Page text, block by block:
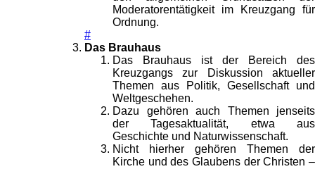
Moderatorentätigkeit im Kreuzgang für
Ordnung.
#
Das Brauhaus
Das Brauhaus ist der Bereich des
Kreuzgangs zur Diskussion aktueller
Themen aus Politik, Gesellschaft und
Weltgeschehen.
Dazu gehören auch Themen jenseits
der Tagesaktualität, etwa aus
Geschichte und Naturwissenschaft.
Nicht hierher gehören Themen der
Kirche und des Glaubens der Christen –